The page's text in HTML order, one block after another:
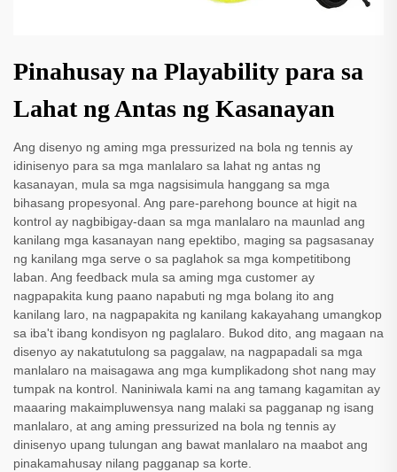
Pinahusay na Playability para sa
Lahat ng Antas ng Kasanayan
Ang disenyo ng aming mga pressurized na bola ng tennis ay
idinisenyo para sa mga manlalaro sa lahat ng antas ng
kasanayan, mula sa mga nagsisimula hanggang sa mga
bihasang propesyonal. Ang pare-parehong bounce at higit na
kontrol ay nagbibigay-daan sa mga manlalaro na maunlad ang
kanilang mga kasanayan nang epektibo, maging sa pagsasanay
ng kanilang mga serve o sa paglahok sa mga kompetitibong
laban. Ang feedback mula sa aming mga customer ay
nagpapakita kung paano napabuti ng mga bolang ito ang
kanilang laro, na nagpapakita ng kanilang kakayahang umangkop
sa iba't ibang kondisyon ng paglalaro. Bukod dito, ang magaan na
disenyo ay nakatutulong sa paggalaw, na nagpapadali sa mga
manlalaro na maisagawa ang mga kumplikadong shot nang may
tumpak na kontrol. Naniniwala kami na ang tamang kagamitan ay
maaaring makaimpluwensya nang malaki sa pagganap ng isang
manlalaro, at ang aming pressurized na bola ng tennis ay
dinisenyo upang tulungan ang bawat manlalaro na maabot ang
pinakamahusay nilang pagganap sa korte.